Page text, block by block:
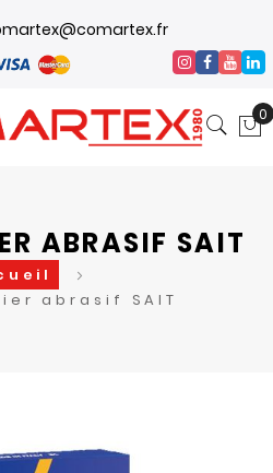
0
ABRASIF SAIT
abrasif SAIT